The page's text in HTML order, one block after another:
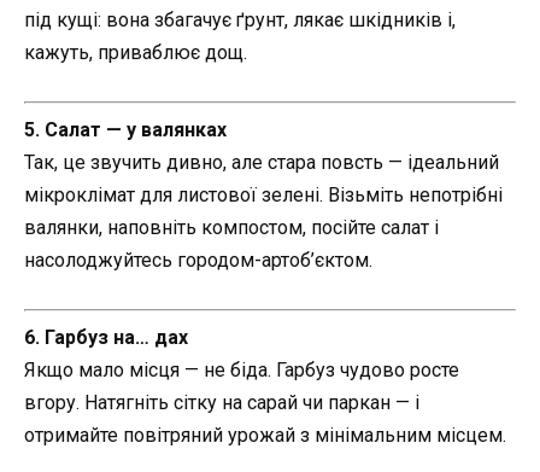
під кущі: вона збагачує ґрунт, лякає шкідників і,
кажуть, приваблює дощ.
5. Салат — у валянках
Так, це звучить дивно, але стара повсть — ідеальний
мікроклімат для листової зелені. Візьміть непотрібні
валянки, наповніть компостом, посійте салат і
насолоджуйтесь городом-артоб’єктом.
6. Гарбуз на… дах
Якщо мало місця — не біда. Гарбуз чудово росте
вгору. Натягніть сітку на сарай чи паркан — і
отримайте повітряний урожай з мінімальним місцем.